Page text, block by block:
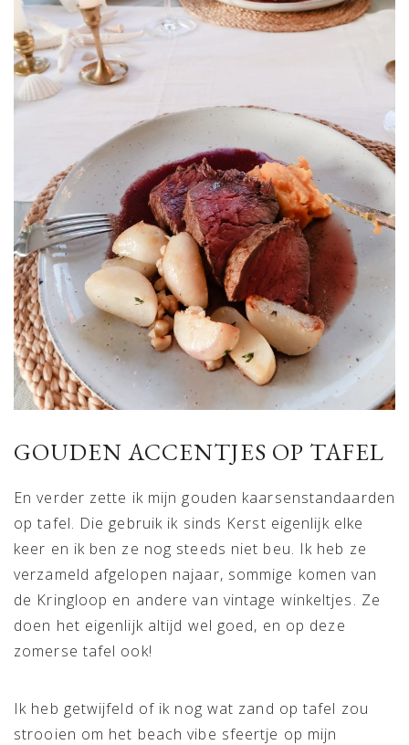
GOUDEN ACCENTJES OP TAFEL
En verder zette ik mijn gouden kaarsenstandaarden
op tafel. Die gebruik ik sinds Kerst eigenlijk elke
keer en ik ben ze nog steeds niet beu. Ik heb ze
verzameld afgelopen najaar, sommige komen van
de Kringloop en andere van vintage winkeltjes. Ze
doen het eigenlijk altijd wel goed, en op deze
zomerse tafel ook!
Ik heb getwijfeld of ik nog wat zand op tafel zou
strooien om het beach vibe sfeertje op mijn